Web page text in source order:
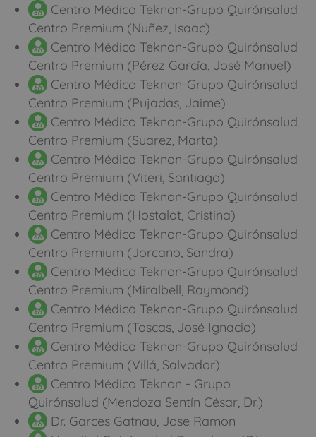
Centro Médico Teknon-Grupo Quirónsalud
Centro Premium (Nuñez, Isaac)
Centro Médico Teknon-Grupo Quirónsalud
Centro Premium (Pérez García, José Manuel)
Centro Médico Teknon-Grupo Quirónsalud
Centro Premium (Pujadas, Jaime)
Centro Médico Teknon-Grupo Quirónsalud
Centro Premium (Suarez, Marta)
Centro Médico Teknon-Grupo Quirónsalud
Centro Premium (Viteri, Santiago)
Centro Médico Teknon-Grupo Quirónsalud
Centro Premium (Hostalot, Cristina)
Centro Médico Teknon-Grupo Quirónsalud
Centro Premium (Jorcano, Sandra)
Centro Médico Teknon-Grupo Quirónsalud
Centro Premium (Miralbell, Raymond)
Centro Médico Teknon-Grupo Quirónsalud
Centro Premium (Toscas, José Ignacio)
Centro Médico Teknon-Grupo Quirónsalud
Centro Premium (Villá, Salvador)
Centro Médico Teknon - Grupo
Quirónsalud (Mendoza Sentín César, Dr.)
Dr. Garces Gatnau, Jose Ramon